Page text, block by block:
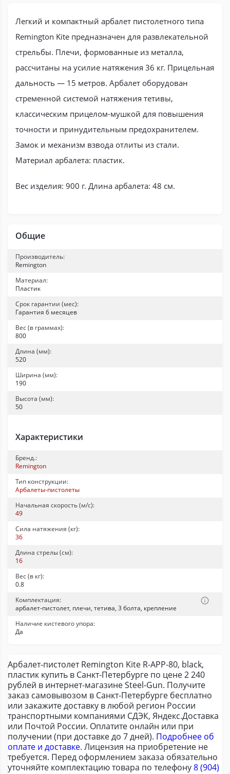
Легкий и компактный арбалет пистолетного типа
Remington Kite предназначен для развлекательной
стрельбы. Плечи, формованные из металла,
рассчитаны на усилие натяжения 36 кг. Прицельная
дальность — 15 метров. Арбалет оборудован
стременной системой натяжения тетивы,
классическим прицелом-мушкой для повышения
точности и принудительным предохранителем.
Замок и механизм взвода отлиты из стали.
Материал арбалета: пластик.
Вес изделия: 900 г. Длина арбалета: 48 см.
Общие
Производитель:
Remington
Материал:
Пластик
Срок гарантии (мес):
Гарантия 6 месяцев
Вес (в граммах):
800
Длина (мм):
520
Ширина (мм):
190
Высота (мм):
50
Характеристики
Бренд.:
Remington
Тип конструкции:
Арбалеты-пистолеты
Начальная скорость (м/с):
49
Сила натяжения (кг):
36
Длина стрелы (см):
16
Вес (в кг):
0.8
Комплектация:
арбалет-пистолет, плечи, тетива, 3 болта, крепление
Наличие кистевого упора:
Да
Арбалет-пистолет Remington Kite R-APP-80, black,
пластик купить в Санкт-Петербурге по цене 2 240
рублей в интернет-магазине Steel-Gun. Получите
заказ самовывозом в Санкт-Петербурге бесплатно
или закажите доставку в любой регион России
транспортными компаниями СДЭК, Яндекс.Доставка
или Почтой России. Оплатите онлайн или при
получении (при доставке до 7 дней). Подробнее об
оплате и доставке. Лицензия на приобретение не
требуется. Перед оформлением заказа обязательно
уточняйте комплектацию товара по телефону8 (904)